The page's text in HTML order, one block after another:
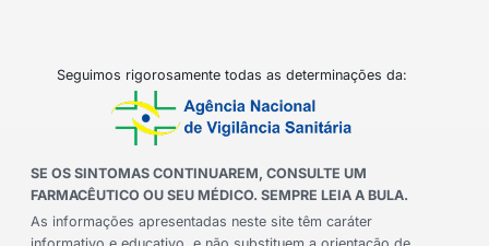
Seguimos rigorosamente todas as determinações da:
SE OS SINTOMAS CONTINUAREM, CONSULTE UM
FARMACÊUTICO OU SEU MÉDICO. SEMPRE LEIA A BULA.
As informações apresentadas neste site têm caráter
informativo e educativo, e não substituem a orientação de